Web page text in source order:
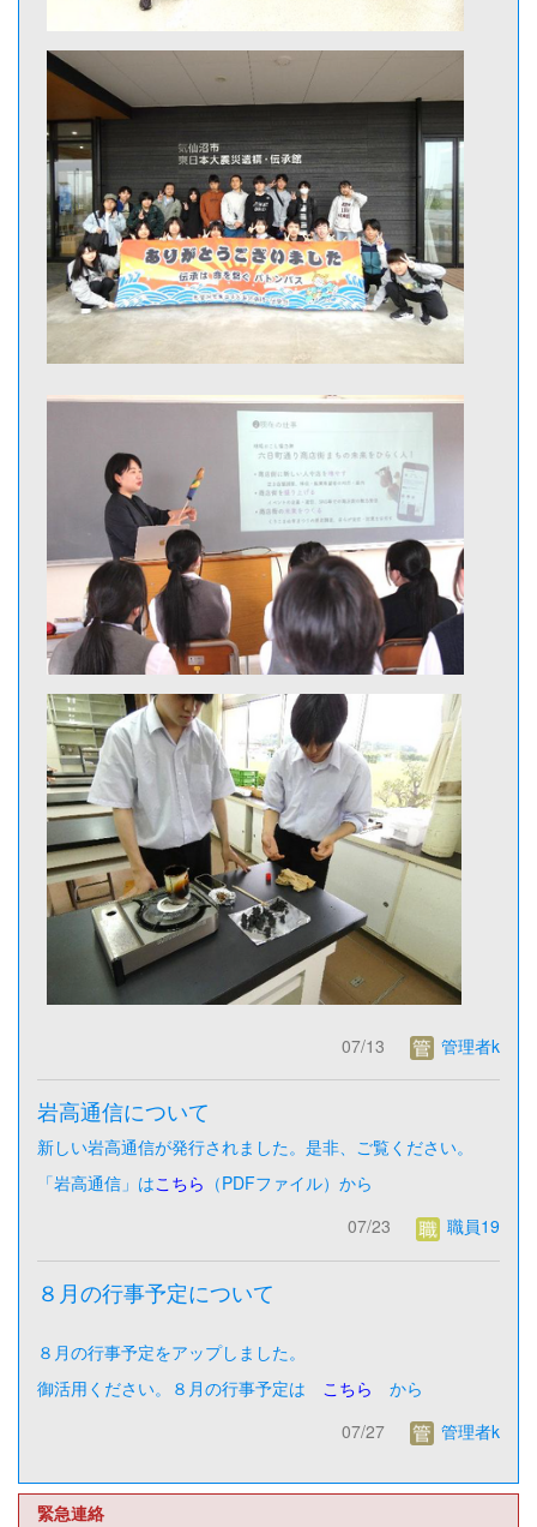
07/13 管理者k
岩高通信について
新しい岩高通信が発行されました。是非、ご覧ください。
「岩高通信」はこちら （PDFファイル）から
07/23
職員19
８月の行事予定について
８月の行事予定をアップしました。
御活用ください。８月の行事予定は こちら から
07/27
管理者k
緊急連絡